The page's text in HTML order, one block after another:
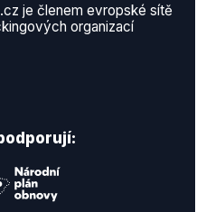
je členem evropské sítě
organizací